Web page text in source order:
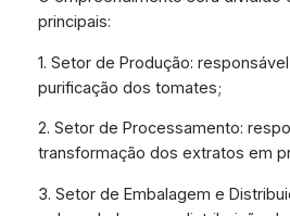
principais:
1. Setor de Produção:
purificação dos tomates;
2. Setor de Processamento:
transformação dos extratos em
3. Setor de Embalagem e